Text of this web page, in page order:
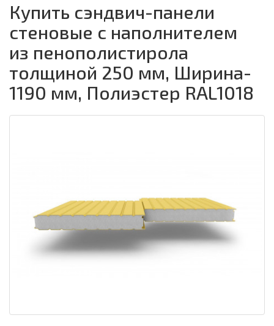
Купить сэндвич-панели
стеновые с наполнителем
из пенополистирола
толщиной 250 мм, Ширина-
1190 мм, Полиэстер RAL1018